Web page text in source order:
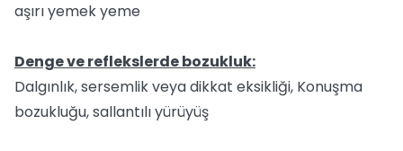
aşırı yemek yeme
Denge ve reflekslerde bozukluk:
Dalgınlık, sersemlik veya dikkat eksikliği, Konuşma
bozukluğu, sallantılı yürüyüş